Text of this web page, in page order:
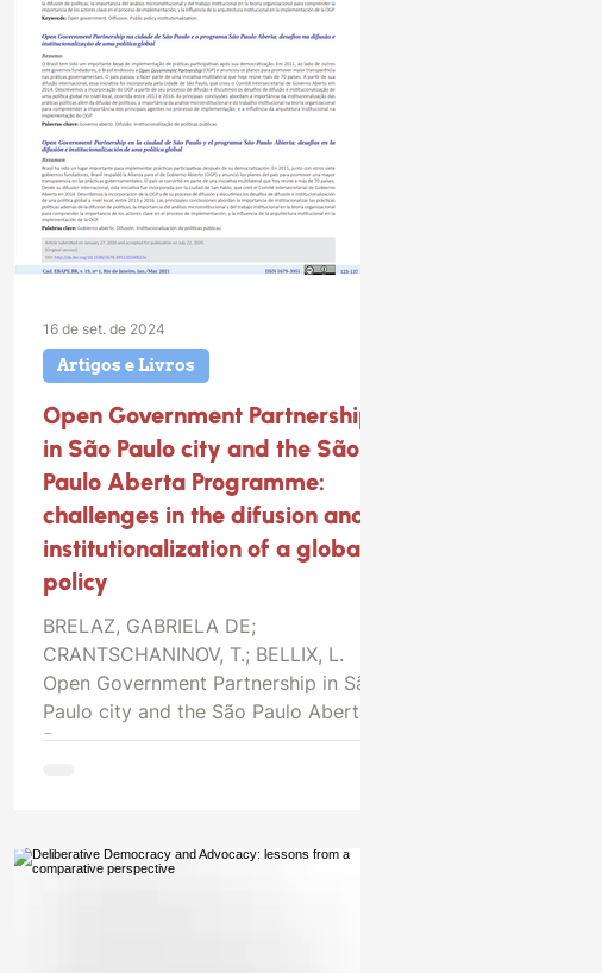
Open Government Partnership
in São Paulo city and the São
Paulo Aberta Programme:
challenges in the difusion and
institutionalization of a global
policy
BRELAZ, GABRIELA DE;
CRANTSCHANINOV, T.; BELLIX, L.
Open Government Partnership in São
Paulo city and the São Paulo Aberta
Programme:...
Artigos e Livros
16 de set. de 2024